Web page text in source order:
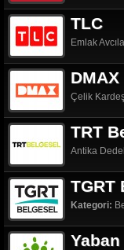
TLC
Emlak
DMAX
Çelik
TRT
Antika
TGRT
Kategori:
Yaban